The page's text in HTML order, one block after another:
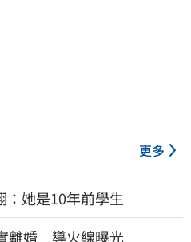
更多
她是10年前學生
離婚 導火線曝光